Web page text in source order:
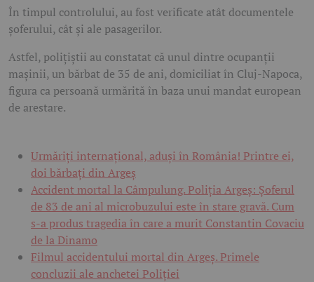
În timpul controlului, au fost verificate atât documentele
șoferului, cât și ale pasagerilor.
Astfel, polițiștii au constatat că unul dintre ocupanții
mașinii, un bărbat de 35 de ani, domiciliat în Cluj-Napoca,
figura ca persoană urmărită în baza unui mandat european
de arestare.
Urmăriți internațional, aduși în România! Printre ei,
doi bărbați din Argeș
Accident mortal la Câmpulung. Poliția Argeș: Șoferul
de 83 de ani al microbuzului este în stare gravă. Cum
s-a produs tragedia în care a murit Constantin Covaciu
de la Dinamo
Filmul accidentului mortal din Argeș. Primele
concluzii ale anchetei Poliției